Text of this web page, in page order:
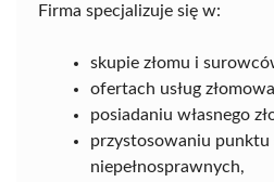
Firma specjalizuje się w:
skupie złomu i
ofertach usług
posiadaniu własnego
przystosowaniu
niepełnosprawnych,